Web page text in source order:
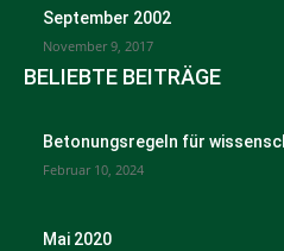
September 2002
November 9, 2017
BELIEBTE BEITRÄGE
Betonungsregeln für
Februar 10, 2024
Mai 2020